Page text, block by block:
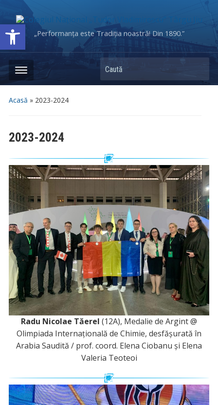
Deschide bara de unelte„Performanța este Tradiția noastră! Din 1890.”
Caută
Acasă » 2023-2024
2023-2024
Radu Nicolae Tăerel (12A), Medalie de Argint @
Olimpiada Internațională de Chimie, desfășurată în
Arabia Saudită / prof. coord. Elena Ciobanu și Elena
Valeria Teoteoi